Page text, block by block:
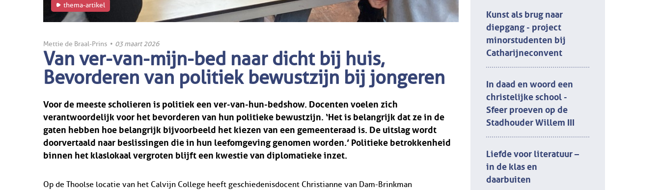
thema-artikel
Mettie de Braal-Prins • 03 maart 2026
Van ver-van-mijn-bed naar dicht bij huis,
Bevorderen van politiek bewustzijn bij jongeren
Voor de meeste scholieren is politiek een ver-van-hun-bedshow. Docenten voelen zich
verantwoordelijk voor het bevorderen van hun politieke bewustzijn. ‘Het is belangrijk dat ze in de
gaten hebben hoe belangrijk bijvoorbeeld het kiezen van een gemeenteraad is. De uitslag wordt
doorvertaald naar beslissingen die in hun leefomgeving genomen worden.’ Politieke betrokkenheid
binnen het klaslokaal vergroten blijft een kwestie van diplomatieke inzet.
Op de Thoolse locatie van het Calvijn College heeft geschiedenisdocent Christianne van Dam-Brinkman
Kunst als brug naar
diepgang - project
minorstudenten bij
Catharijneconvent
In daad en woord een
christelijke school -
Sfeer proeven op de
Stadhouder Willem III
Liefde voor literatuur –
in de klas en
daarbuiten